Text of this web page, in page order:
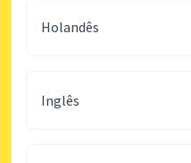
Holandês
Inglês